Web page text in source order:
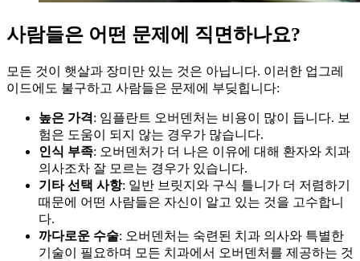
사람들은 어떤 문제에 직면하나요?
모든 것이 햇살과 장미만 있는 것은 아닙니다. 이러한 업그레
이드에도 불구하고 사람들은 문제에 부딪힙니다:
높은 가격: 임플란트 오버덴처는 비용이 많이 듭니다. 보
험은 도움이 되지 않는 경우가 많습니다.
인식 부족: 오버덴처가 더 나은 이유에 대해 환자와 치과
의사조차 잘 모르는 경우가 있습니다.
기타 선택 사항: 일반 브릿지와 구식 틀니가 더 저렴하기
때문에 어떤 사람들은 자신이 알고 있는 것을 고수합니
다.
까다로운 수술: 오버덴처는 숙련된 치과 의사와 특별한
기술이 필요하며 모든 치과에서 오버덴처를 제공하는 것